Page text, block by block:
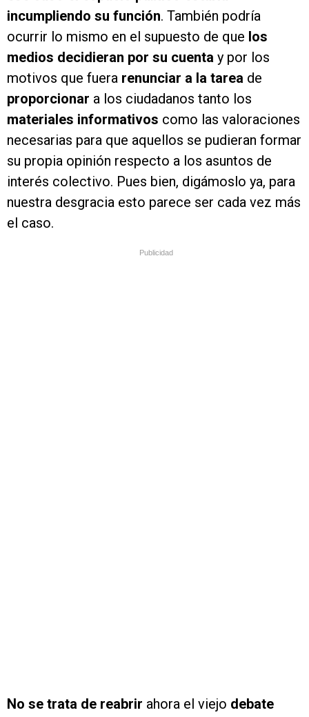
incumpliendo su función. También podría
ocurrir lo mismo en el supuesto de que los
medios decidieran por su cuenta y por los
motivos que fuera renunciar a la tarea de
proporcionar a los ciudadanos tanto los
materiales informativos como las valoraciones
necesarias para que aquellos se pudieran formar
su propia opinión respecto a los asuntos de
interés colectivo. Pues bien, digámoslo ya, para
nuestra desgracia esto parece ser cada vez más
el caso.
Publicidad
No se trata de reabrir ahora el viejo debate